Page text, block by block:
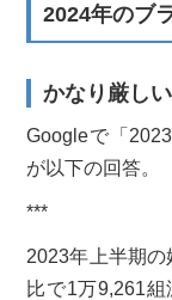
2024年のブ
かなり厳し
Googleで「
が以下の回答。
***
2023年上半期の
比で1万9,261